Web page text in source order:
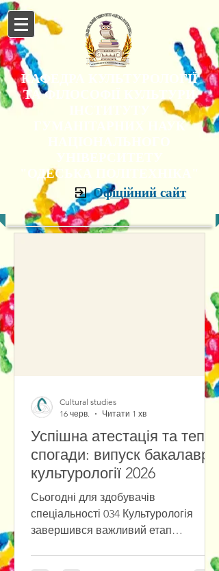
КАФЕДРА КУЛЬТУРОЛОГІЇ
ТА ФІЛОСОФІЇ КУЛЬТУРИ
ГУМАНІТАРНИХ НАУК
"ОДЕСЬКА ПОЛІТЕХНІКА"
Офіційний сайт
Успішна атестація та теплі
спогади: випуск бакалаврів
культурології 2026
Сьогодні для здобувачів
спеціальності 034 Культурологія
завершився важливий етап
Cultural studies
16 черв.
Читати 1 хв